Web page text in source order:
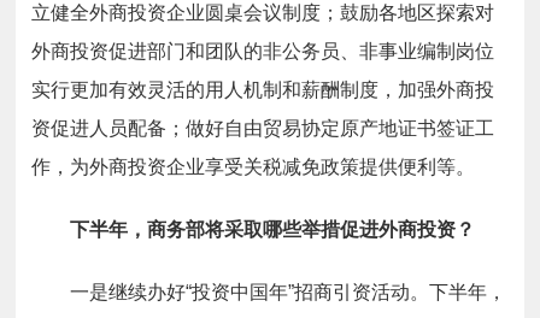
立健全外商投资企业圆桌会议制度；鼓励各地区探索对
外商投资促进部门和团队的非公务员、非事业编制岗位
实行更加有效灵活的用人机制和薪酬制度，加强外商投
资促进人员配备；做好自由贸易协定原产地证书签证工
作，为外商投资企业享受关税减免政策提供便利等。
下半年，商务部将采取哪些举措促进外商投资？
一是继续办好“投资中国年”招商引资活动。下半年，